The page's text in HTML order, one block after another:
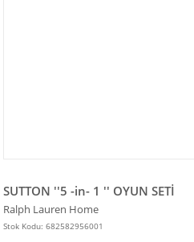
SUTTON ''5 -in- 1 '' OYUN SETİ
Ralph Lauren Home
Stok Kodu: 682582956001